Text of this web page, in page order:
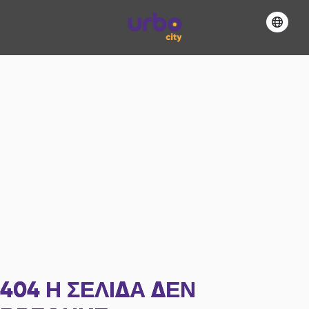
404 Η ΣΕΛΊΔΑ ΔΕΝ